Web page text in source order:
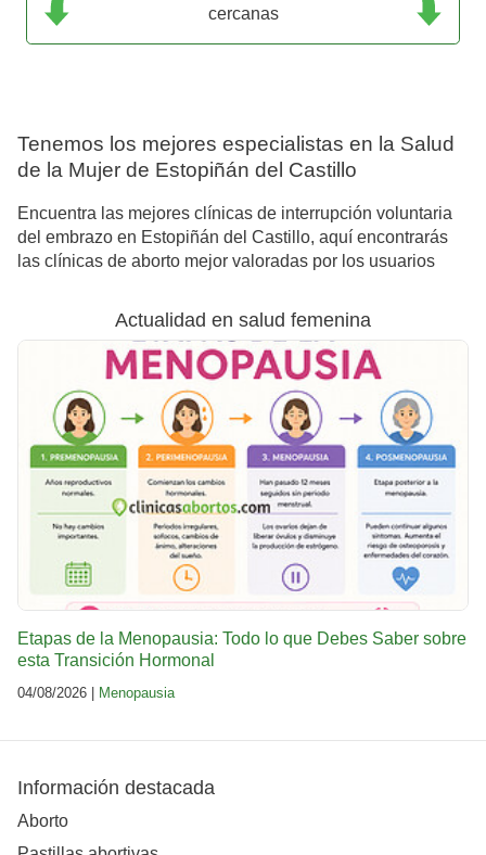
cercanas
Tenemos los mejores especialistas en la Salud
de la Mujer de Estopiñán del Castillo
Encuentra las mejores clínicas de interrupción voluntaria
del embrazo en Estopiñán del Castillo, aquí encontrarás
las clínicas de aborto mejor valoradas por los usuarios
Actualidad en salud femenina
Etapas de la Menopausia: Todo lo que Debes Saber sobre
esta Transición Hormonal
04/08/2026 | Menopausia
Información destacada
Aborto